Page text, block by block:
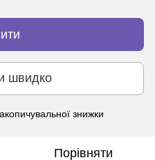
швидко
знижки
Порівняти